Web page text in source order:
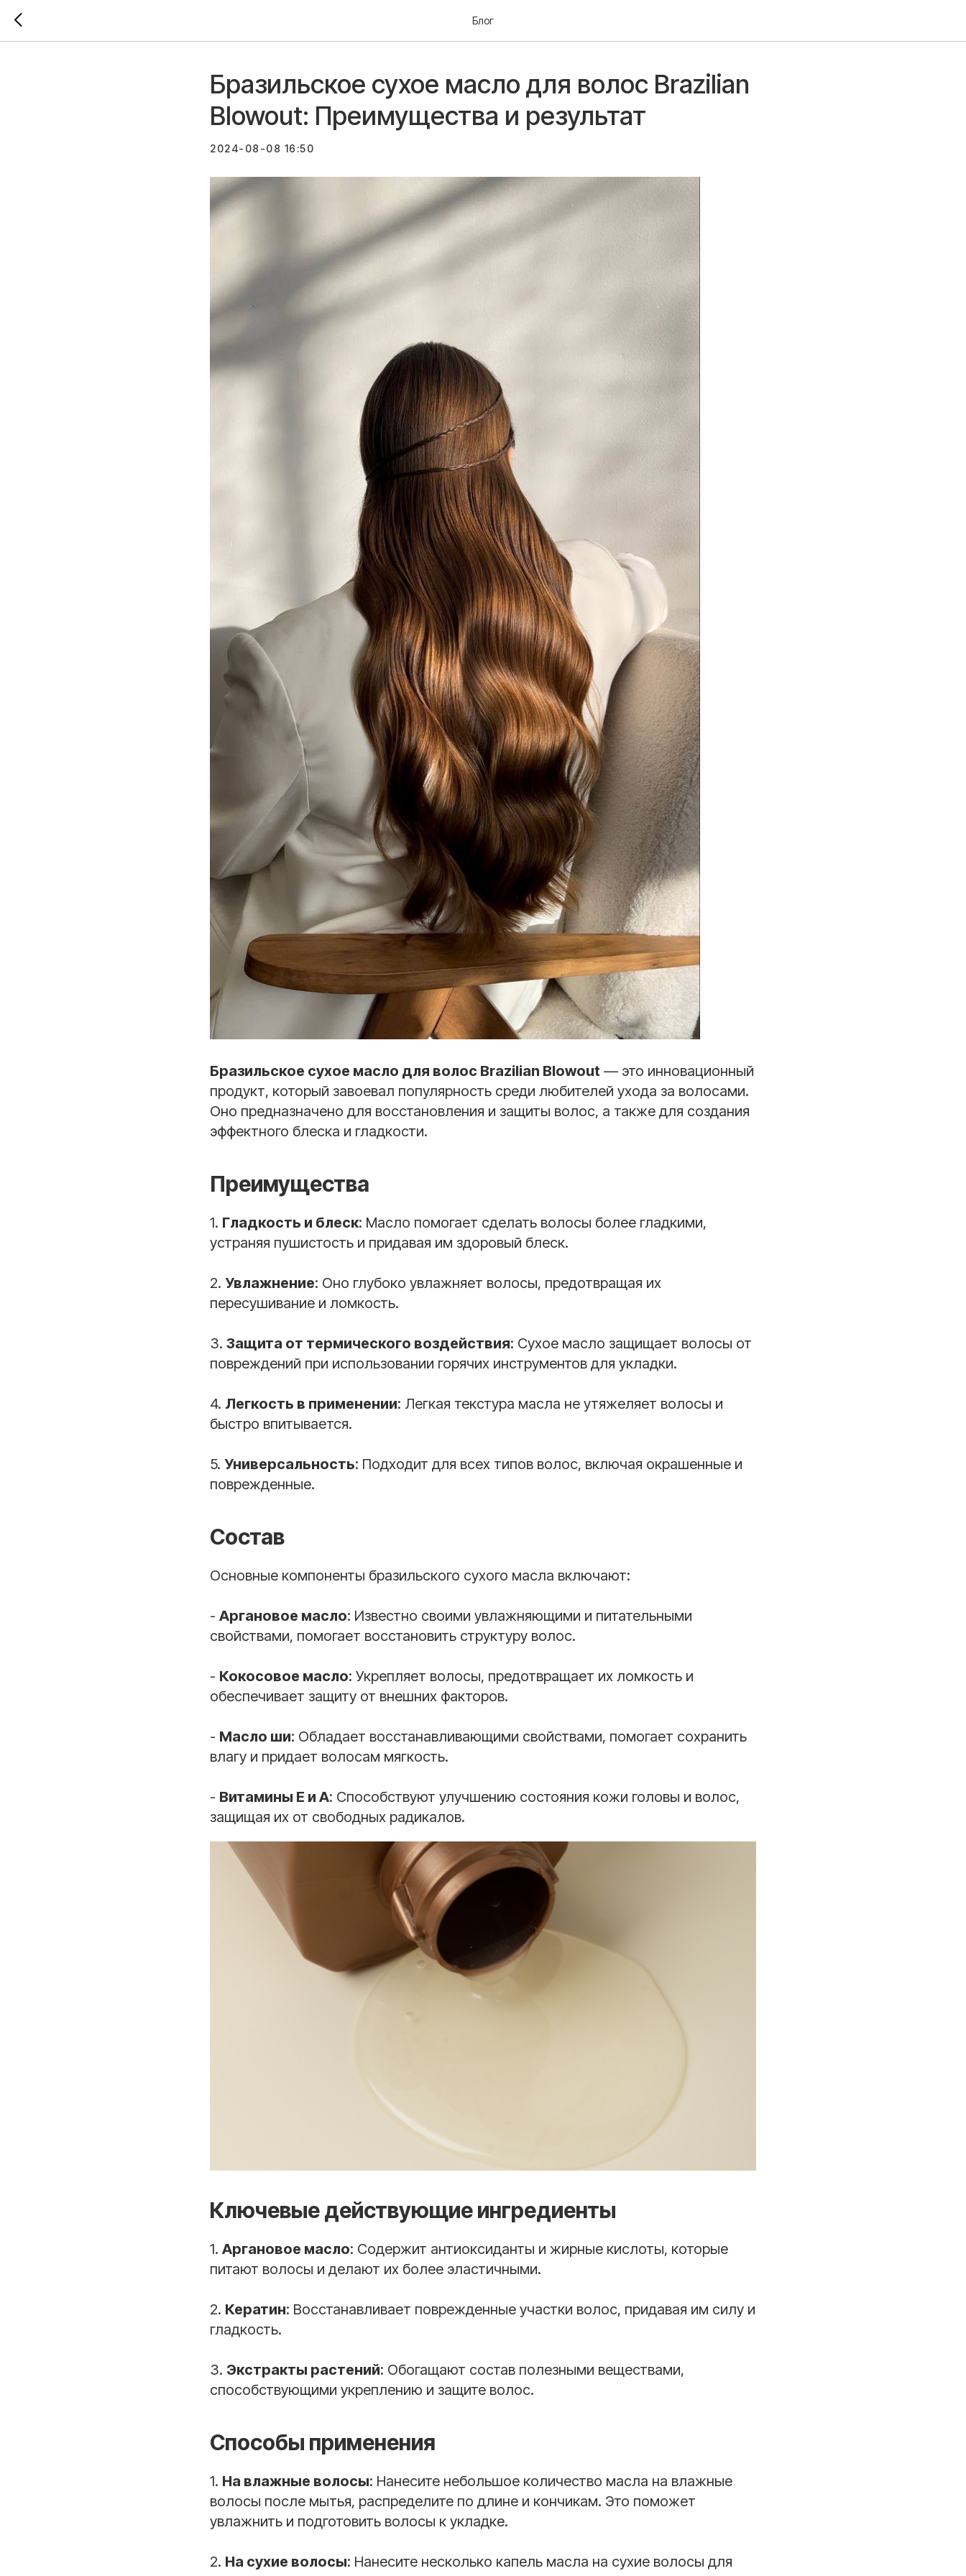
Блог
Бразильское сухое масло для волос Brazilian
Blowout: Преимущества и результат
2024-08-08 16:50
Бразильское сухое масло для волос Brazilian Blowout — это инновационный
продукт, который завоевал популярность среди любителей ухода за волосами.
Оно предназначено для восстановления и защиты волос, а также для создания
эффектного блеска и гладкости.
Преимущества
1. Гладкость и блеск: Масло помогает сделать волосы более гладкими,
устраняя пушистость и придавая им здоровый блеск.
2. Увлажнение: Оно глубоко увлажняет волосы, предотвращая их
пересушивание и ломкость.
3. Защита от термического воздействия: Сухое масло защищает волосы от
повреждений при использовании горячих инструментов для укладки.
4. Легкость в применении: Легкая текстура масла не утяжеляет волосы и
быстро впитывается.
5. Универсальность: Подходит для всех типов волос, включая окрашенные и
поврежденные.
Состав
Основные компоненты бразильского сухого масла включают:
- Аргановое масло: Известно своими увлажняющими и питательными
свойствами, помогает восстановить структуру волос.
- Кокосовое масло: Укрепляет волосы, предотвращает их ломкость и
обеспечивает защиту от внешних факторов.
- Масло ши: Обладает восстанавливающими свойствами, помогает сохранить
влагу и придает волосам мягкость.
- Витамины E и A: Способствуют улучшению состояния кожи головы и волос,
защищая их от свободных радикалов.
Ключевые действующие ингредиенты
1. Аргановое масло: Содержит антиоксиданты и жирные кислоты, которые
питают волосы и делают их более эластичными.
2. Кератин: Восстанавливает поврежденные участки волос, придавая им силу и
гладкость.
3. Экстракты растений: Обогащают состав полезными веществами,
способствующими укреплению и защите волос.
Способы применения
1. На влажные волосы: Нанесите небольшое количество масла на влажные
волосы после мытья, распределите по длине и кончикам. Это поможет
увлажнить и подготовить волосы к укладке.
2. На сухие волосы: Нанесите несколько капель масла на сухие волосы для